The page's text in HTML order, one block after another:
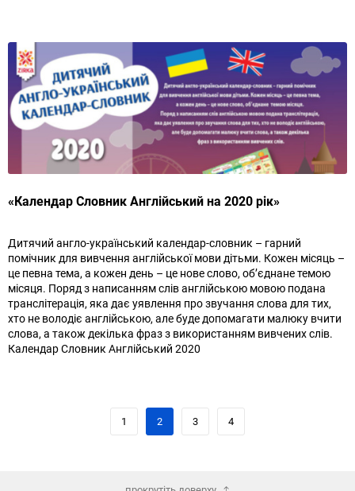
«Календар Словник Англійський на 2020 рік»
Дитячий англо-український календар-словник – гарний
помічник для вивчення англійської мови дітьми. Кожен місяць –
це певна тема, а кожен день – це нове слово, об’єднане темою
місяця. Поряд з написанням слів англійською мовою подана
транслітерація, яка дає уявлення про звучання слова для тих,
хто не володіє англійською, але буде допомагати малюку вчити
слова, а також декілька фраз з використанням вивчених слів.
Календар Словник Англійський 2020
1 2 3 4